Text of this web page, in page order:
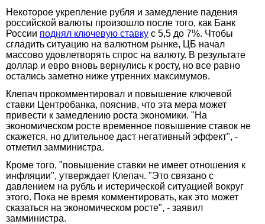
Некоторое укрепление рубля и замедление падения
российской валюты произошло после того, как Банк
России поднял ключевую ставку с 5,5 до 7%. Чтобы
сгладить ситуацию на валютном рынке, ЦБ начал
массово удовлетворять спрос на валюту. В результате
доллар и евро вновь вернулись к росту, но все равно
остались заметно ниже утренних максимумов.
Клепач прокомментировал и повышение ключевой
ставки Центробанка, пояснив, что эта мера может
привести к замедлению роста экономики. "На
экономическом росте временное повышение ставок не
скажется, но длительное даст негативный эффект", -
отметил замминистра.
Кроме того, "повышение ставки не имеет отношения к
инфляции", утверждает Клепач. "Это связано с
давлением на рубль и истерической ситуацией вокруг
этого. Пока не время комментировать, как это может
сказаться на экономическом росте", - заявил
замминистра.